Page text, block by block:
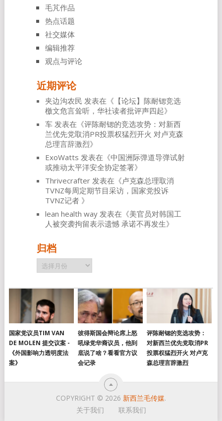
毛芃作品
热点话题
社交媒体
编辑推荐
观点与评论
近期评论
夹边沟农民 发表在《 【论坛】陈耐锶竞选
檄文危言耸听，华社读者批评声四起》
车发表在《评陈耐锶的竞选攻势：对新西
兰优先党取消PR投票权猛烈开火 对卢克森
总理言辞激烈》
ExoWatts 发表在《中国洲际弹道导弹试射
或推动太平洋安全协定签署》
Thrivecrafter发表在《卢克森总理取消
TVNZ每周定期节目采访，国家党投诉
TVNZ记者 》
lean health way发表在《美官员对韩国工
人被突袭拘留表示遗憾 承诺不再发生》
归档
归
档
国家党议员TIM VAN
DE MOLEN 提交议案 -
《外国影响力透明度法
案》
彼得斯国会辩论席上怒
吼绿党华裔议员，他到
底说了啥？看看官方议
会记录
评陈耐锶的竞选攻势：
对新西兰优先党取消PR
投票权猛烈开火 对卢克
森总理言辞激烈
COPYRIGHT © 2026 新西兰毛传媒.
关于我们
联系我们